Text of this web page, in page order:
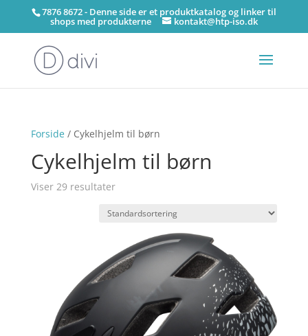
7876 8672 - Denne side er et produktkatalog og linker til
shops med produkterne kontakt@htp-iso.dk
Forside/ Cykelhjelm til børn
Cykelhjelm til børn
Viser 29 resultater